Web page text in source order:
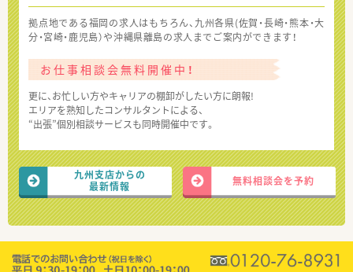
拠点地である福岡の求人はもちろん、九州各県(佐賀・長崎・熊本・大
分・宮崎・鹿児島）や沖縄県離島の求人までご案内ができます！
お仕事相談会無料開催中！
更に、お忙しい方やキャリアの棚卸がしたい方に朗報!
エリアを熟知したコンサルタントによる、
“出張”個別相談サービスも同時開催中です。
九州支店からの
最新情報
無料相談会を予約